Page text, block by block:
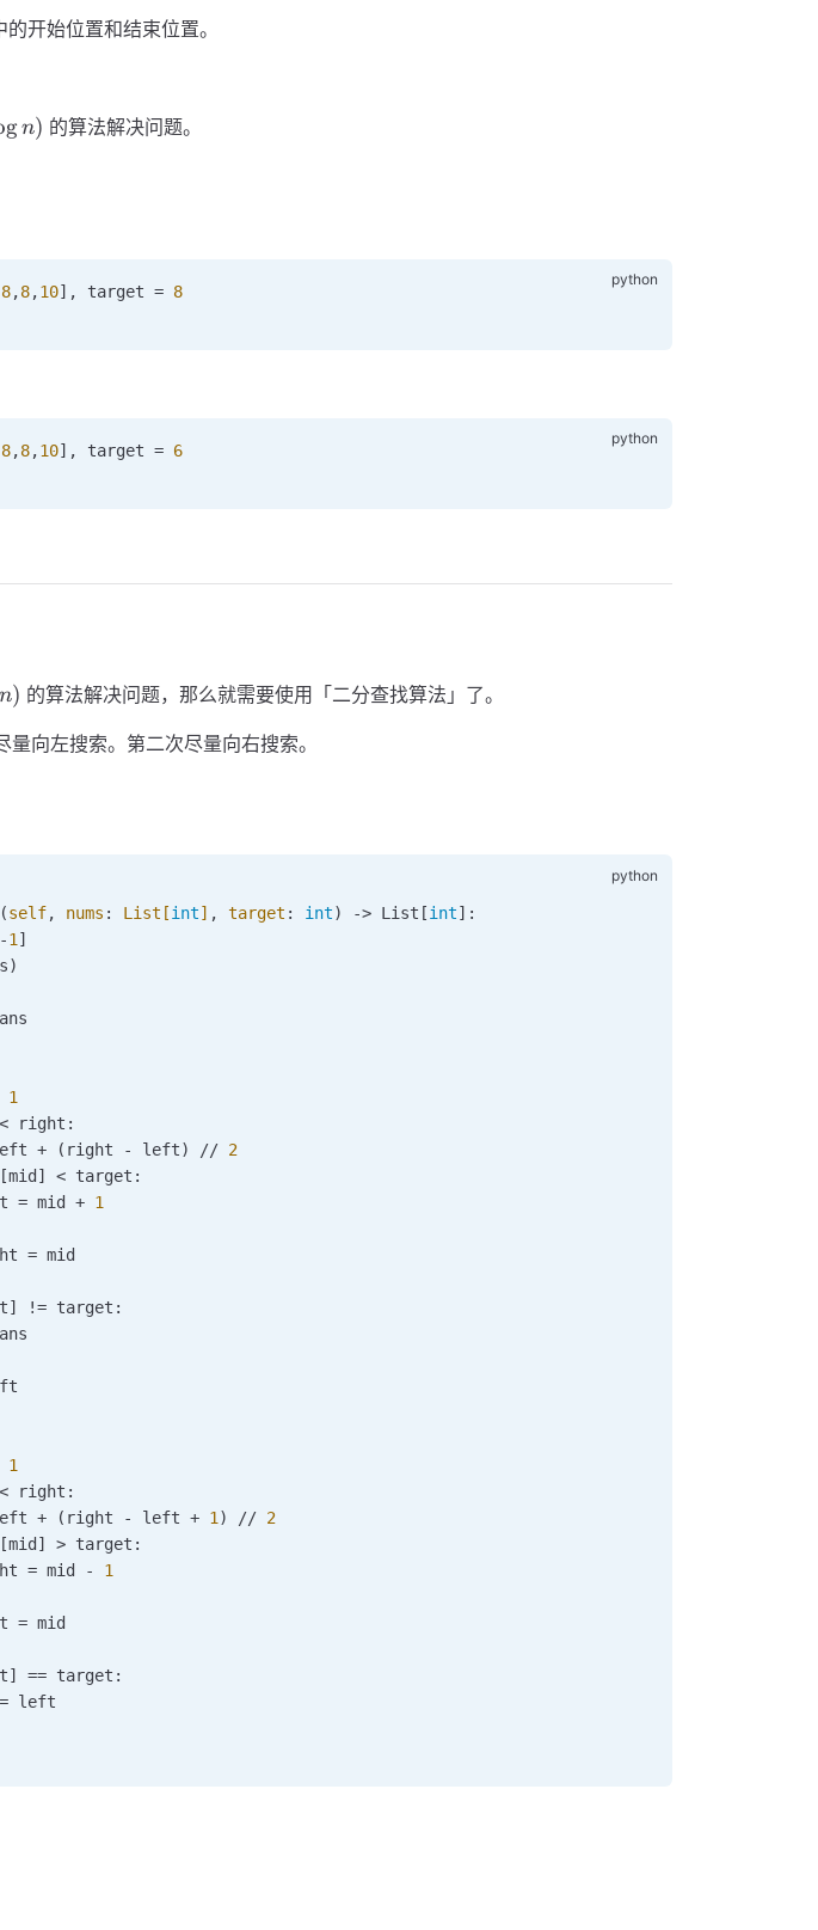
开始位置和结束位置。
gn) 的算法解决问题。
8,8,10], target = 8
8,8,10], target = 6
n) 的算法解决问题，那么就需要使用「二分查找算法」了。
向左搜索。第二次尽量向右搜索。
(self, nums : List[int] , target : int) -> List[int]:
-1]
ans
1
< right:
+ (right - left) // 2
< target:
= mid + 1
= mid
!= target:
ans
1
< right:
+ (right - left + 1) // 2
> target:
= mid -
1
= mid
== target:
= left